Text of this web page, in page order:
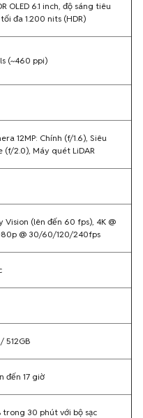
OLED 6.1 inch, độ sáng tiêu
đa 1.200 nits (HDR)
(~460 ppi)
12MP: Chính (f/1.6), Siêu
(f/2.0), Máy quét LiDAR
Vision (lên đến 60 fps), 4K @
@ 30/60/120/240fps
512GB
đến 17 giờ
trong 30 phút với bộ sạc